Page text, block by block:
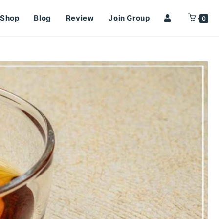
Shop Blog Review Join Group 0